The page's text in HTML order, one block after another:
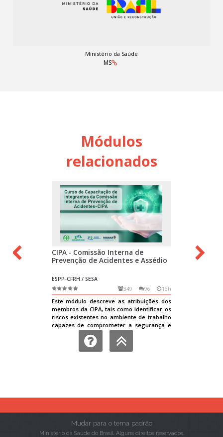
Ministério da Saúde
MS
Módulos
relacionados
Mudar para o tema padrão
Ministério da Saúde do Brasil. Alguns direitos reservados.